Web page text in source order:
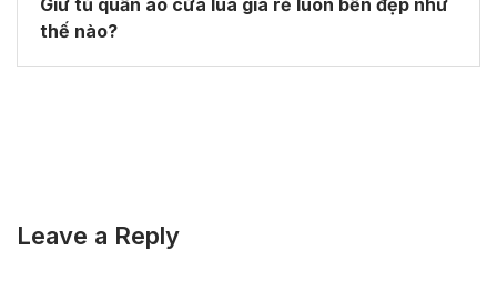
thế nào?
Leave a Reply